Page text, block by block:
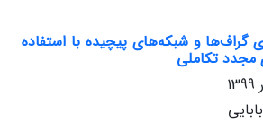
گراف‌ها و شبکه‌های پیچیده با استفاده
تکاملی